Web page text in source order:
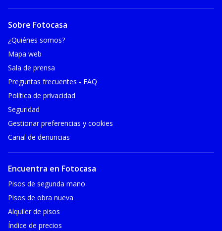
Sobre Fotocasa
¿Quiénes somos?
Mapa web
Sala de prensa
Preguntas frecuentes - FAQ
Política de privacidad
Seguridad
Gestionar preferencias y cookies
Canal de denuncias
Encuentra en Fotocasa
Pisos de segunda mano
Pisos de obra nueva
Alquiler de pisos
Índice de precios